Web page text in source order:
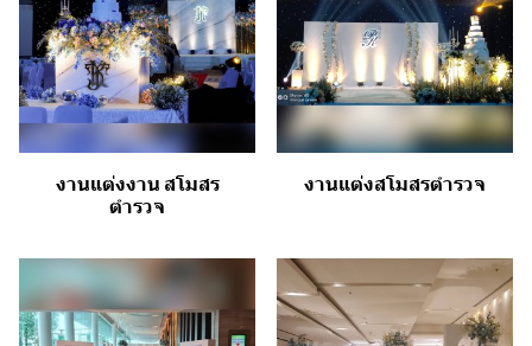
งานแต่งงาน สโมสร
ตำรวจ
งานแต่งสโมสรตำรวจ